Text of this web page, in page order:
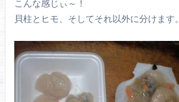
こんな感じぃ～！
貝柱とヒモ、そしてそれ以外に分けます。